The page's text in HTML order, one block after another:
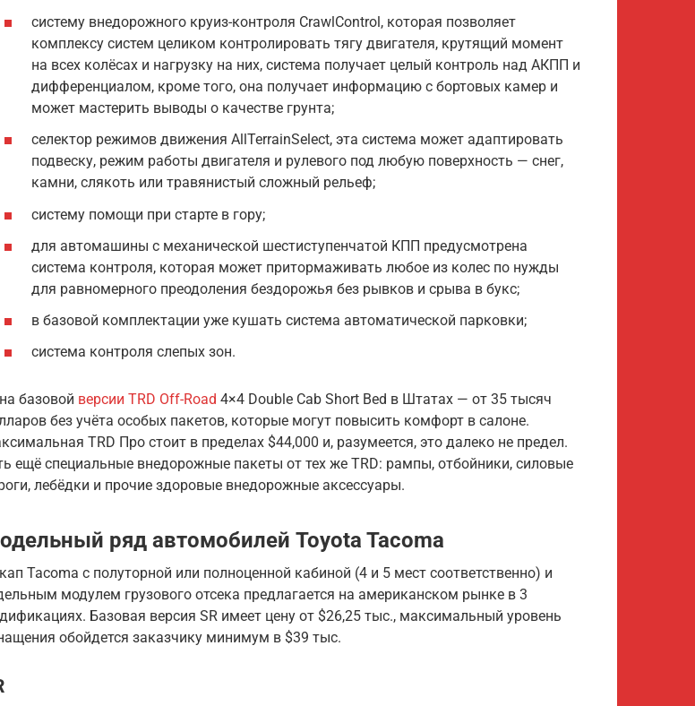
систему внедорожного круиз-контроля CrawlControl, которая позволяет
комплексу систем целиком контролировать тягу двигателя, крутящий момент
на всех колёсах и нагрузку на них, система получает целый контроль над АКПП и
дифференциалом, кроме того, она получает информацию с бортовых камер и
может мастерить выводы о качестве грунта;
селектор режимов движения AllTerrainSelect, эта система может адаптировать
подвеску, режим работы двигателя и рулевого под любую поверхность — снег,
камни, слякоть или травянистый сложный рельеф;
систему помощи при старте в гору;
для автомашины с механической шестиступенчатой КПП предусмотрена
система контроля, которая может притормаживать любое из колес по нужды
для равномерного преодоления бездорожья без рывков и срыва в букс;
в базовой комплектации уже кушать система автоматической парковки;
система контроля слепых зон.
базовой версии TRD Off-Road 4×4 Double Cab Short Bed в Штатах — от 35 тысяч
без учёта особых пакетов, которые могут повысить комфорт в салоне.
TRD Про стоит в пределах $44,000 и, разумеется, это далеко не предел.
ещё специальные внедорожные пакеты от тех же TRD: рампы, отбойники, силовые
лебёдки и прочие здоровые внедорожные аксессуары.
ряд автомобилей Toyota Tacoma
Tacoma с полуторной или полноценной кабиной (4 и 5 мест соответственно) и
модулем грузового отсека предлагается на американском рынке в 3
Базовая версия SR имеет цену от $26,25 тыс., максимальный уровень
обойдется заказчику минимум в $39 тыс.